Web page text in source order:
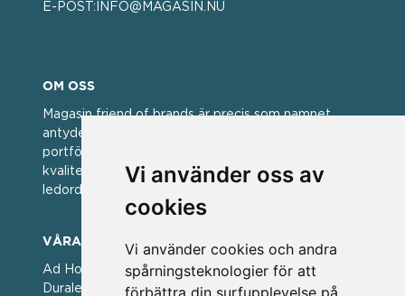
Vi använder oss av
cookies
Vi använder cookies och andra
spårningsteknologier för att
förbättra din surfupplevelse på
E-POST: INFO@MAGASIN.NU
OM OSS
Magasin friend of brands är precis som namnet
antyder; en vän av varumärken. Vi har idag en stor
portfölj med välkända varumärken med hög
kvalitet. För oss har kvalitet alltid varit ett av
ledorden och som styrt vår verksamhet.
VÅRA VARUMÄRKEN
Ad Hoc ▪ Bialetti ▪ Cole & Mason ▪ Caps Me ▪
Duralex ▪ Forged ▪ G3 Ferrari ▪ Ken Hom ▪ Kilner ▪